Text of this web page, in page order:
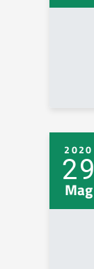
2020
29
Mag